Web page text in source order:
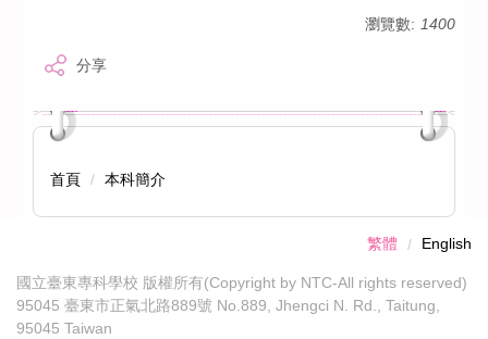
瀏覽數: 1400
分享
首頁 本科簡介
繁體 English
國立臺東專科學校 版權所有(Copyright by NTC-All rights reserved)
95045 臺東市正氣北路889號 No.889, Jhengci N. Rd., Taitung,
95045 Taiwan